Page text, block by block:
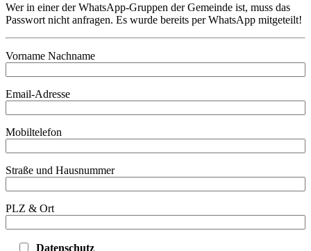
Wer in einer der WhatsApp-Gruppen der Gemeinde ist, muss das
Passwort nicht anfragen. Es wurde bereits per WhatsApp mitgeteilt!
Vorname Nachname
Email-Adresse
Mobiltelefon
Straße und Hausnummer
PLZ & Ort
Datenschutz